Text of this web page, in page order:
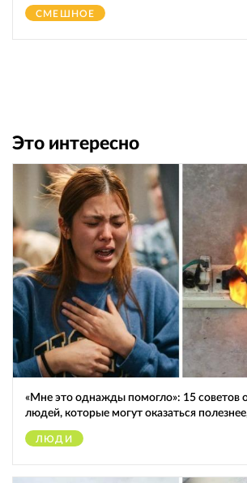
СМЕШНОЕ
Это интересно
«Мне это однажды помогло»: 15 советов
людей, которые могут оказаться
ЛЮДИ